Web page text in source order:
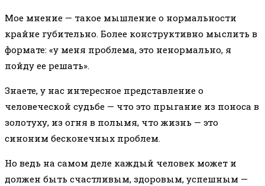
Мое мнение — такое мышление о нормальности
крайне губительно. Более конструктивно мыслить в
формате: «у меня проблема, это ненормально, я
пойду ее решать».
Знаете, у нас интересное представление о
человеческой судьбе — что это прыгание из поноса в
золотуху, из огня в полымя, что жизнь — это
синоним бесконечных проблем.
Но ведь на самом деле каждый человек может и
должен быть счастливым, здоровым, успешным —